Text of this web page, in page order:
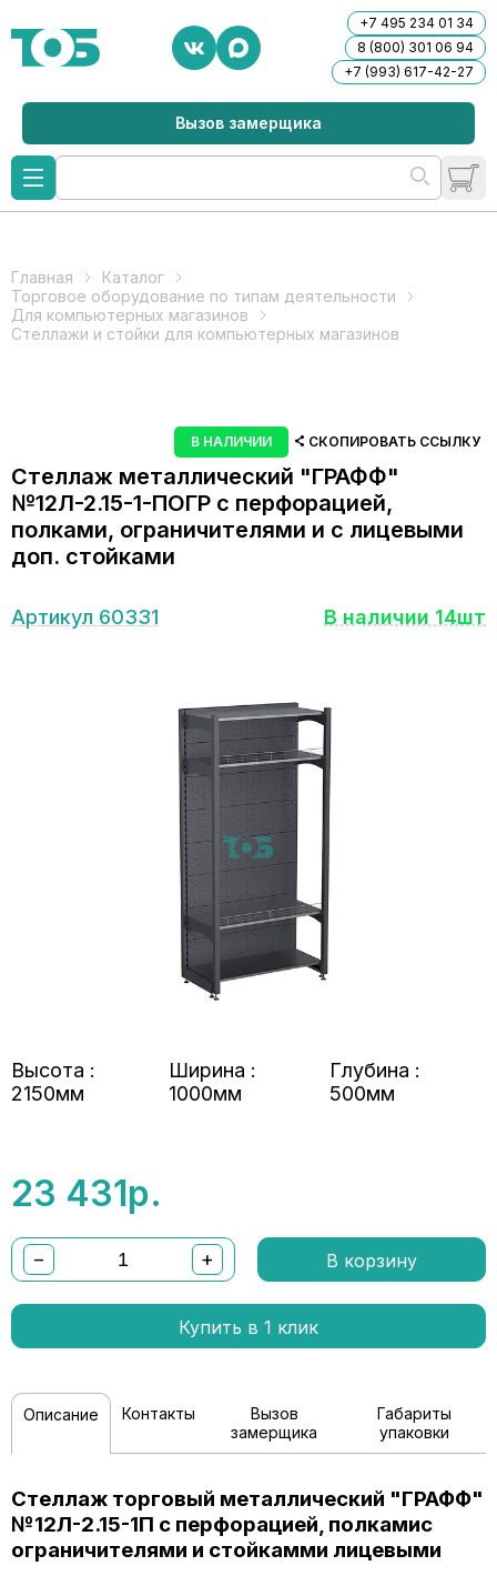
+7 495 234 01 34
8 (800) 301 06 94
+7 (993) 617-42-27
Вызов замерщика
Главная
Каталог
Торговое оборудование по типам деятельности
Для компьютерных магазинов
Стеллажи и стойки для компьютерных магазинов
В НАЛИЧИИ СКОПИРОВАТЬ ССЫЛКУ
Стеллаж металлический "ГРАФФ"
№12Л-2.15-1-ПОГР с перфорацией,
полками, ограничителями и с лицевыми
доп. стойками
Артикул 60331 В наличии 14шт
Высота :
2150мм
Ширина :
1000мм
Глубина :
500мм
23 431р.
− + В корзину
Купить в 1 клик
Описание Контакты
Вызов
замерщика
Габариты
упаковки
Стеллаж торговый металлический "ГРАФФ"
№12Л-2.15-1П с перфорацией, полкамис
ограничителями и стойкамми лицевыми